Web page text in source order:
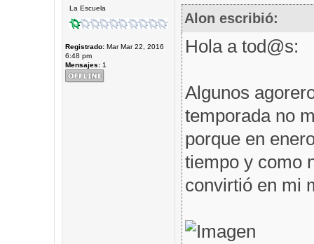
La Escuela
Registrado:Mar Mar 22, 2016
6:48 pm
Mensajes:1
Alon escribió:
Hola a tod@s:
Algunos
temporada no
porque en
tiempo y como
convirtió en mi